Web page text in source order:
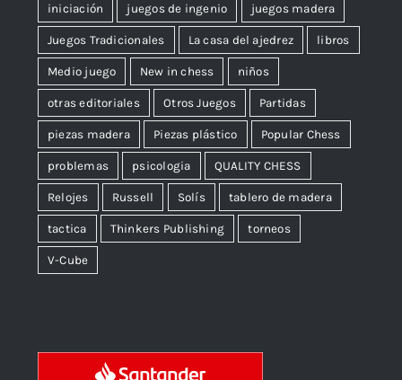
iniciación juegos de ingenio juegos madera
Juegos Tradicionales La casa del ajedrez libros
Medio juego New in chess niños
otras editoriales Otros Juegos Partidas
piezas madera Piezas plástico Popular Chess
problemas psicologia QUALITY CHESS
Relojes Russell Solís tablero de madera
tactica Thinkers Publishing torneos
V-Cube